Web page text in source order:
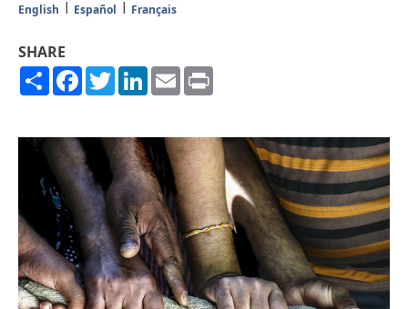
English
Español Français
SHARE
ShareFacebook
TwitterLinkedIn
Email